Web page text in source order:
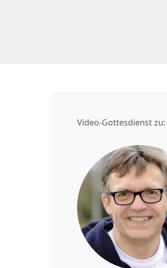
Video-Gottesdienst zu: